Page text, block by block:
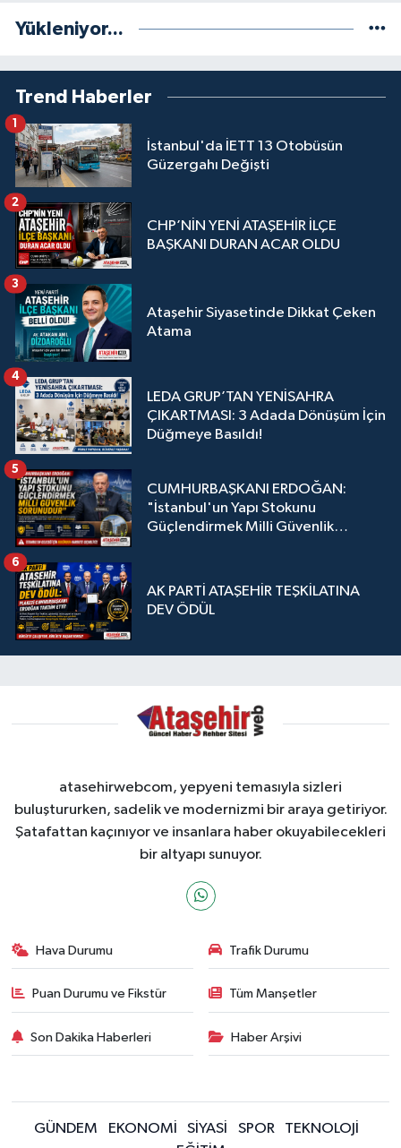
Yükleniyor...
Trend Haberler
İstanbul'da İETT 13 Otobüsün
Güzergahı Değişti
1
CHP’NİN YENİ ATAŞEHİR İLÇE
BAŞKANI DURAN ACAR OLDU
2
Ataşehir Siyasetinde Dikkat Çeken
Atama
3
LEDA GRUP’TAN YENİSAHRA
ÇIKARTMASI: 3 Adada Dönüşüm İçin
Düğmeye Basıldı!
4
CUMHURBAŞKANI ERDOĞAN:
"İstanbul'un Yapı Stokunu
Güçlendirmek Milli Güvenlik
5
AK PARTİ ATAŞEHİR TEŞKİLATINA
DEV ÖDÜL
6
atasehirwebcom, yepyeni temasıyla sizleri
buluştururken, sadelik ve modernizmi bir araya getiriyor.
Şatafattan kaçınıyor ve insanlara haber okuyabilecekleri
bir altyapı sunuyor.
Hava Durumu Trafik Durumu
Puan Durumu ve Fikstür Tüm Manşetler
Son Dakika Haberleri Haber Arşivi
GÜNDEM EKONOMİ SİYASİ SPOR
TEKNOLOJİ